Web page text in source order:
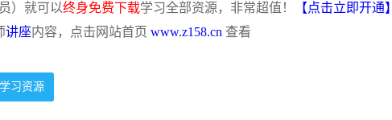
）就可以终身免费下载学习全部资源，非常超值！
【点击立即开通】
讲座内容，点击网站首页 www.z158.cn 查看
习资源